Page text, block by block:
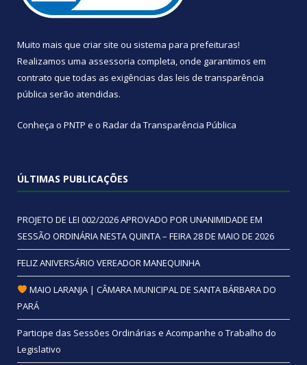
Muito mais que criar site ou sistema para prefeituras!
Realizamos uma assessoria completa, onde garantimos em
contrato que todas as exigências das leis de transparência
pública serão atendidas.
Conheça o PNTP e o Radar da Transparência Pública
ÚLTIMAS PUBLICAÇÕES
PROJETO DE LEI 002/2026 APROVADO POR UNANIMIDADE EM
SESSÃO ORDINÁRIA NESTA QUINTA – FEIRA 28 DE MAIO DE 2026
FELIZ ANIVERSÁRIO VEREADOR MANEQUINHA
MAIO LARANJA | CÂMARA MUNICIPAL DE SANTA BÁRBARA DO
PARÁ
Participe das Sessões Ordinárias e Acompanhe o Trabalho do
Legislativo